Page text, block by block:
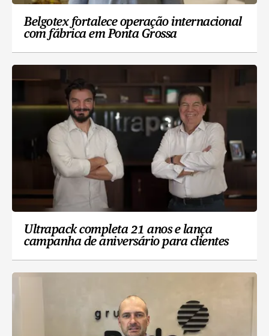
Belgotex fortalece operação internacional
com fábrica em Ponta Grossa
Ultrapack completa 21 anos e lança
campanha de aniversário para clientes